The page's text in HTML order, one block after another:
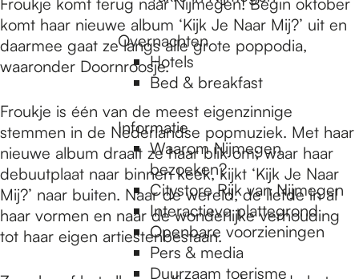
Overnachten
Hotels
Bed & breakfast
Informatie
Waarom Nijmegen
bezoeken?
Citystore Rijk van Nijmegen
Interactieve plattegrond
Openbare voorzieningen
Pers & media
Duurzaam toerisme
komt haar nieuwe album ‘Kijk Je Naar Mij?’ uit en
daarmee gaat ze langs alle grote poppodia,
waaronder Doornroosje.
Froukje is één van de meest eigenzinnige
stemmen in de Nederlandse popmuziek. Met haar
nieuwe album draait ze haar blik om; waar haar
debuutplaat naar binnen keek, kijkt ‘Kijk Je Naar
Mij?’ naar buiten. Naar de wereld, de liefde in al
haar vormen en naar de wonderlijke verhouding
tot haar eigen artiestenbestaan.